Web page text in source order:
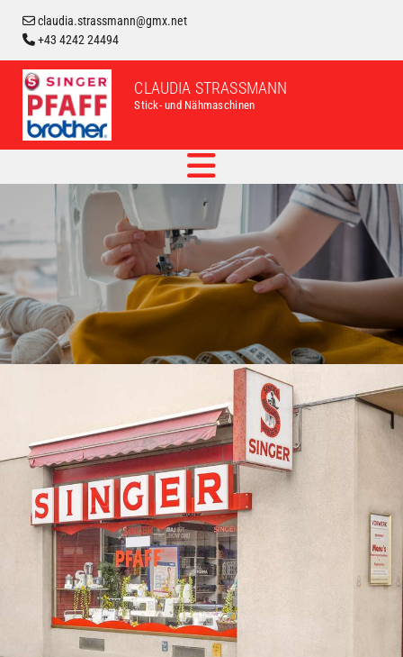
 claudia.strassmann@gmx.net
 +43 4242 24494
CLAUDIA STRASSMANN
Stick- und Nähmaschinen